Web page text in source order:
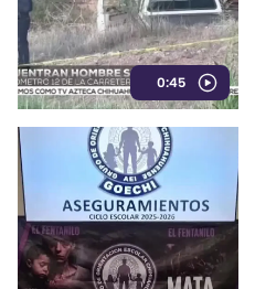
0:45